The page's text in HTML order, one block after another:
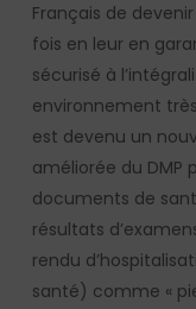
Français de
fois en leur en
sécurisé à
environnement
est devenu un
améliorée du DMP
documents de
résultats
rendu
santé) comme «